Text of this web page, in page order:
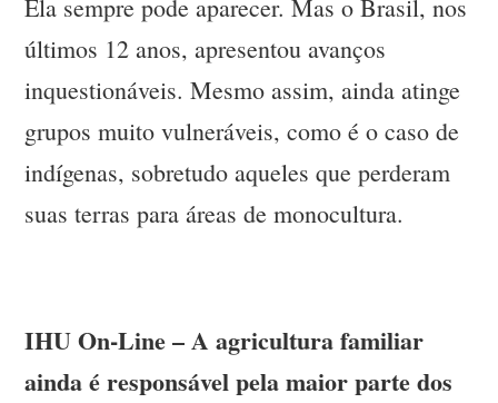
Ela sempre pode aparecer. Mas o Brasil, nos
últimos 12 anos, apresentou avanços
inquestionáveis. Mesmo assim, ainda atinge
grupos muito vulneráveis, como é o caso de
indígenas, sobretudo aqueles que perderam
suas terras para áreas de monocultura.
IHU On-Line – A agricultura familiar
ainda é responsável pela maior parte dos